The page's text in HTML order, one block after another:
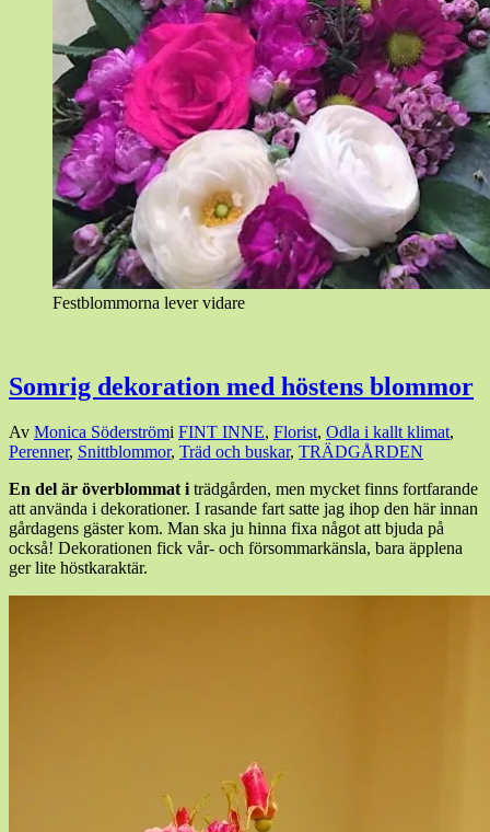
Festblommorna lever vidare
Somrig dekoration med höstens blommor
Den
15
201415
september,
2014
Av Monica Söderströmi FINT INNE, Florist, Odla i kallt klimat,
Perenner, Snittblommor, Träd och buskar, TRÄDGÅRDEN
En del är överblommat iträdgården, men mycket finns fortfarande
att använda i dekorationer. I rasande fart satte jag ihop den här innan
gårdagens gäster kom. Man ska ju hinna fixa något att bjuda på
också! Dekorationen fick vår- och försommarkänsla, bara äpplena
ger lite höstkaraktär.